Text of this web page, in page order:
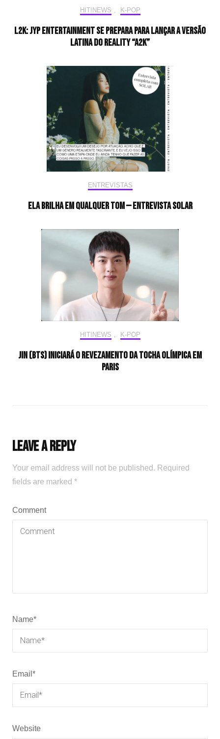
HIT!NEWS , K-POP
L2K: JYP Entertainment se prepara para lançar a versão
latina do reality “A2K”
ENTREVISTAS
Ela brilha em qualquer tom — Entrevista Solar
HIT!NEWS K-POP
Jin (BTS) iniciará o revezamento da tocha olímpica em
Paris
Leave a Reply
Your email address will not be published. Required
fields are marked *
Comment
Name*
Email *
Website